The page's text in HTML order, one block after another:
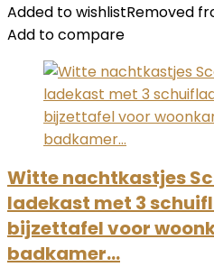
Added to wishlistRemoved
Add to compare
Witte nachtkastjes
ladekast met 3
bijzettafel voor
badkamer…